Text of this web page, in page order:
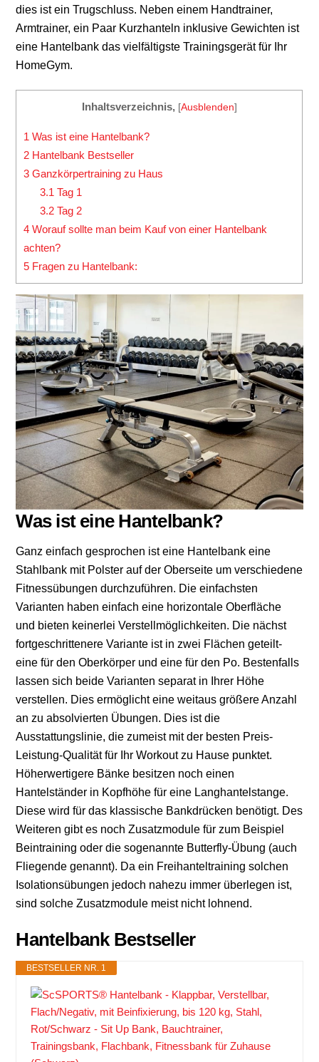
dies ist ein Trugschluss. Neben einem Handtrainer,
Armtrainer, ein Paar Kurzhanteln inklusive Gewichten ist
eine Hantelbank das vielfältigste Trainingsgerät für Ihr
HomeGym.
Inhaltsverzeichnis, [Ausblenden]
1 Was ist eine Hantelbank?
2 Hantelbank Bestseller
3 Ganzkörpertraining zu Haus
3.1 Tag 1
3.2 Tag 2
4 Worauf sollte man beim Kauf von einer Hantelbank
achten?
5 Fragen zu Hantelbank:
Was ist eine Hantelbank?
Ganz einfach gesprochen ist eine Hantelbank eine
Stahlbank mit Polster auf der Oberseite um verschiedene
Fitnessübungen durchzuführen. Die einfachsten
Varianten haben einfach eine horizontale Oberfläche
und bieten keinerlei Verstellmöglichkeiten. Die nächst
fortgeschrittenere Variante ist in zwei Flächen geteilt-
eine für den Oberkörper und eine für den Po. Bestenfalls
lassen sich beide Varianten separat in Ihrer Höhe
verstellen. Dies ermöglicht eine weitaus größere Anzahl
an zu absolvierten Übungen. Dies ist die
Ausstattungslinie, die zumeist mit der besten Preis-
Leistung-Qualität für Ihr Workout zu Hause punktet.
Höherwertigere Bänke besitzen noch einen
Hantelständer in Kopfhöhe für eine Langhantelstange.
Diese wird für das klassische Bankdrücken benötigt. Des
Weiteren gibt es noch Zusatzmodule für zum Beispiel
Beintraining oder die sogenannte Butterfly-Übung (auch
Fliegende genannt). Da ein Freihanteltraining solchen
Isolationsübungen jedoch nahezu immer überlegen ist,
sind solche Zusatzmodule meist nicht lohnend.
Hantelbank Bestseller
BESTSELLER NR. 1